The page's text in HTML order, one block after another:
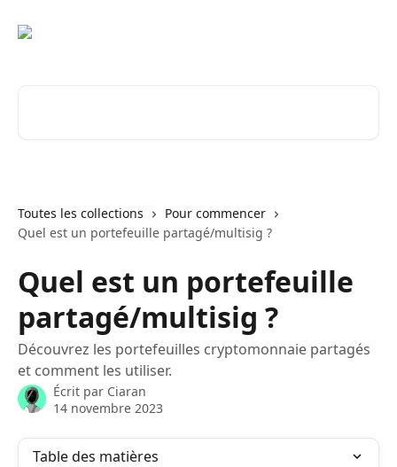
Toutes les collections
Pour commencer
Quel est un portefeuille partagé/multisig ?
Quel est un portefeuille
partagé/multisig ?
Découvrez les portefeuilles cryptomonnaie partagés
et comment les utiliser.
Écrit par Ciaran
14 novembre 2023
Table des matières